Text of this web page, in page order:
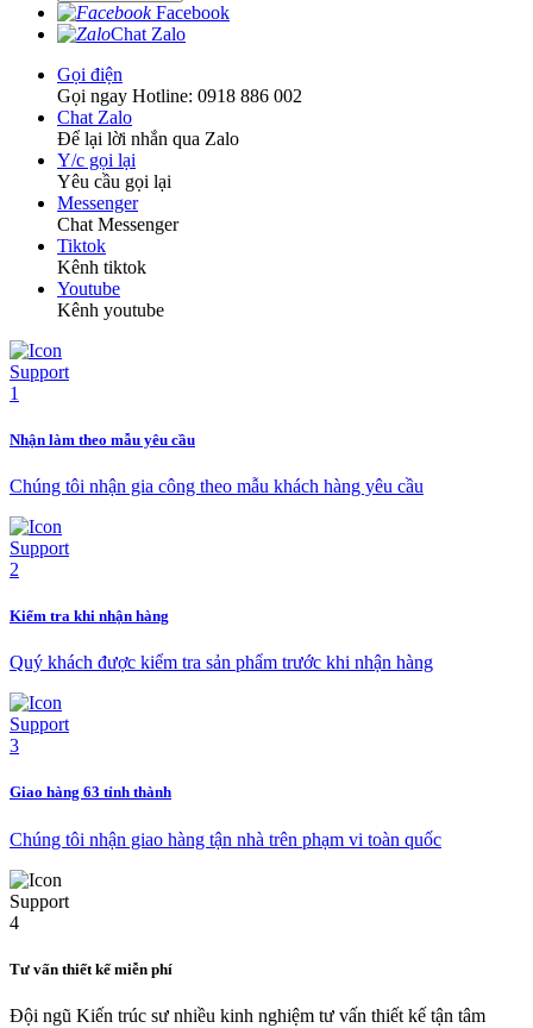
Facebook
Chat Zalo
Gọi điện
Gọi ngay Hotline: 0918 886 002
Chat Zalo
Để lại lời nhắn qua Zalo
Y/c gọi lại
Yêu cầu gọi lại
Messenger
Chat Messenger
Tiktok
Kênh tiktok
Youtube
Kênh youtube
Nhận làm theo mẫu yêu cầu
Chúng tôi nhận gia công theo mẫu khách hàng yêu cầu
Kiểm tra khi nhận hàng
Quý khách được kiểm tra sản phẩm trước khi nhận hàng
Giao hàng 63 tỉnh thành
Chúng tôi nhận giao hàng tận nhà trên phạm vi toàn quốc
Tư vấn thiết kế miễn phí
Đội ngũ Kiến trúc sư nhiều kinh nghiệm tư vấn thiết kế tận tâm